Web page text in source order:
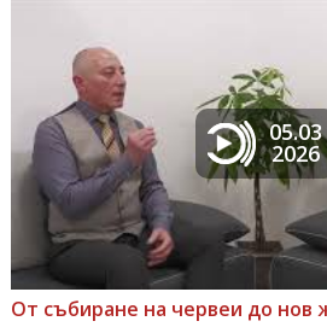
05.03
2026
От събиране на червеи до нов